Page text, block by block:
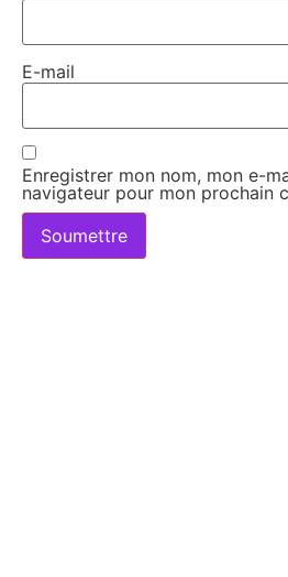
E-mail
Enregistrer mon nom, mon e-
navigateur pour mon prochain